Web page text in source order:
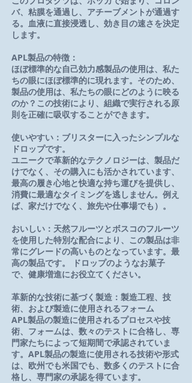
バ、粘膜を通過し、アチーブメントが通過す
る。血液に直接浸透し、効き目の速さを決定
します。
APL製品の特徴：
ほぼ標準的な自己効力感製品の使用は、私た
ちの眼にほぼ標準的に現れます。そのため、
製品の使用は、私たちの眼にどのように映る
のか？ この技術により、組織で実行される原
則を正確に吸収することができます。
使いやすい：ブリスターに入ったシンプルな
ドロップです。
ユニークで革新的なテクノロジーは、製品だ
けでなく、その購入にも活かされています、
最高の履き心地と快適な持ち運びを提供し、
消費に最適なタイミングを逃しません。例え
ば、家だけでなく、旅先や仕事場でも）。
おいしい：天然フルーツとボスコのフルーツ
を使用した特別な配合により、この製品は非
常にグレードの高いものとなっています。最
高の製品です。 ドロップのようなお菓子
で、健康増進にお役立てください。
革新的な技術に基づく製造：製造工程、技
術、および製造に使用されるフォーム
APL製品の製造に使用されるプロセスや技
術、フォームは、数々のテストに合格し、専
門家たちによって短期間で承認されていま
す。 APL製品の製造に使用される技術や形式
は、欧州でも米国でも、数多くのテストに合
格し、専門家の承認を得ています。